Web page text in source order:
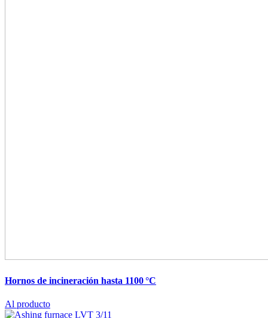
Hornos de incineración hasta 1100 °C
Al producto